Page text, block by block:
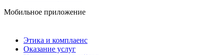
Мобильное приложение
Этика и комплаенс
Оказание услуг